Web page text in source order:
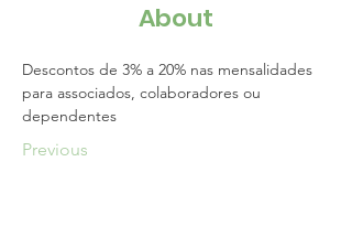
About
Descontos de 3% a 20% nas mensalidades
para associados, colaboradores ou
dependentes
Previous